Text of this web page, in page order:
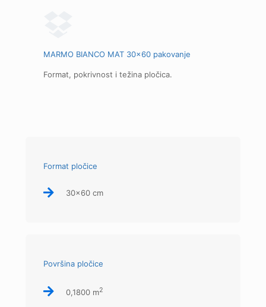
MARMO BIANCO MAT 30x60 pakovanje
Format, pokrivnost i težina pločica.
Format pločice
30x60 cm
Površina pločice
0,1800 m2